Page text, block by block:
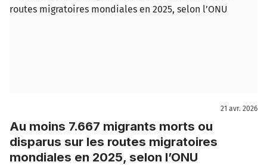
21 avr. 2026
Au moins 7.667 migrants morts ou
disparus sur les routes migratoires
mondiales en 2025, selon l’ONU